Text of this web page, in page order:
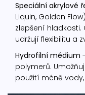
Speciální akrylové
Liquin, Golden
zlepšení hladkosti.
udržují flexibilitu a
Hydrofilní médium
polymerů.
použití méně